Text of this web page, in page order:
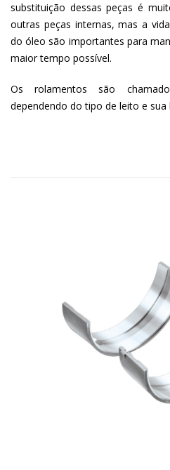
substituição dessas peças é
outras peças internas, mas a
do óleo são importantes para
maior tempo possível.
Os rolamentos são
dependendo do tipo de leito e sua